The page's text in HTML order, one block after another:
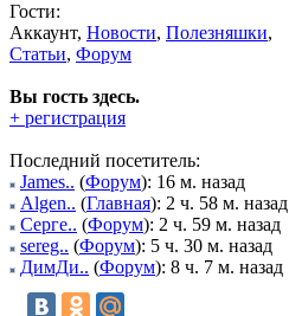
Гости:
Аккаунт, Новости, Полезняшки,
Статьи, Форум
Вы гость здесь.
+ регистрация
Последний посетитель:
James.. (Форум): 16 м. назад
Algen.. (Главная): 2 ч. 58 м. назад
Серге.. (Форум): 2 ч. 59 м. назад
sereg.. (Форум): 5 ч. 30 м. назад
ДимДи.. (Форум): 8 ч. 7 м. назад